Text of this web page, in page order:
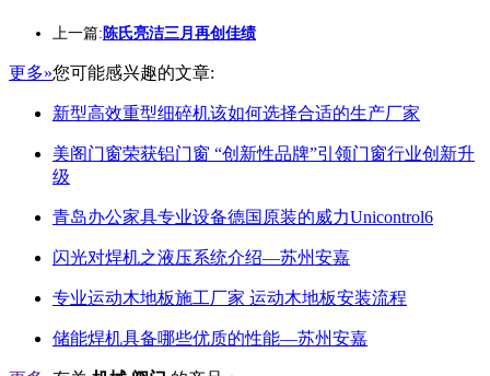
上一篇: 陈氏亮洁三月再创佳绩
更多»您可能感兴趣的文章:
新型高效重型细碎机该如何选择合适的生产厂家
美阁门窗荣获铝门窗 “创新性品牌”引领门窗行业创新升
级
青岛办公家具专业设备德国原装的威力Unicontrol6
闪光对焊机之液压系统介绍—苏州安嘉
专业运动木地板施工厂家 运动木地板安装流程
储能焊机具备哪些优质的性能—苏州安嘉